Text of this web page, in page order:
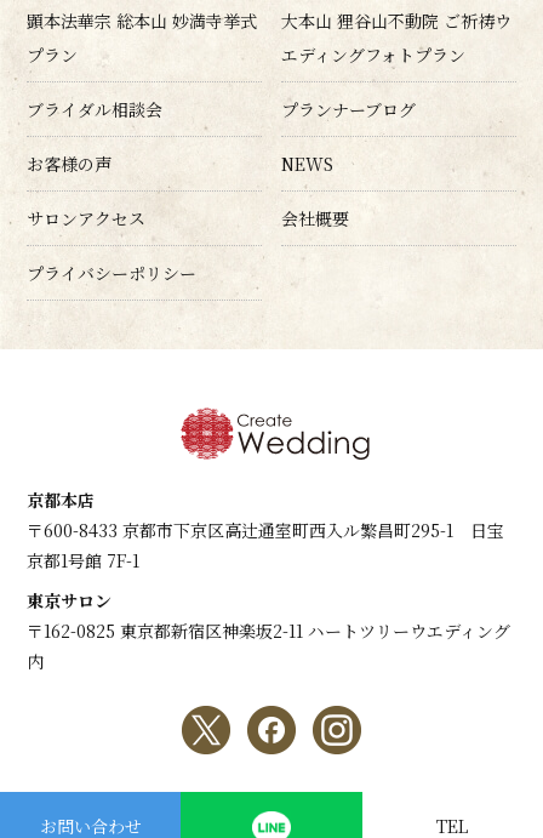
お問い合わせ TEL
顕本法華宗 総本山 妙満寺挙式
プラン
大本山 狸谷山不動院 ご祈祷ウ
エディングフォトプラン
ブライダル相談会 プランナーブログ
お客様の声 NEWS
サロンアクセス 会社概要
プライバシーポリシー
京都本店
〒600-8433 京都市下京区高辻通室町西入ル繁昌町295-1 日宝
京都1号館 7F-1
東京サロン
〒162-0825 東京都新宿区神楽坂2-11 ハートツリーウエディング
内
copyright © Create Wedding All Rights Reserved.